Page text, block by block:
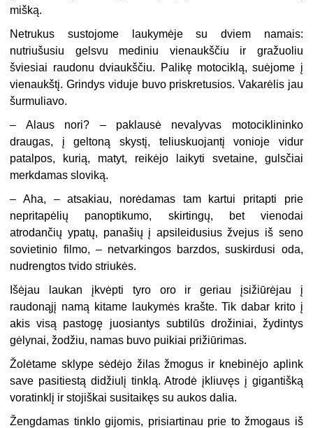
mišką.
Netrukus sustojome laukymėje su dviem namais:
nutriušusiu gelsvu mediniu vienaukščiu ir gražuoliu
šviesiai raudonu dviaukščiu. Palikę motociklą, suėjome į
vienaukštį. Grindys viduje buvo priskretusios. Vakarėlis jau
šurmuliavo.
– Alaus nori? – paklausė nevalyvas motociklininko
draugas, į geltoną skystį, teliuskuojantį vonioje vidur
patalpos, kurią, matyt, reikėjo laikyti svetaine, gulsčiai
merkdamas sloviką.
– Aha, – atsakiau, norėdamas tam kartui pritapti prie
nepritapėlių panoptikumo, skirtingų, bet vienodai
atrodančių ypatų, panašių į apsileidusius žvejus iš seno
sovietinio filmo, – netvarkingos barzdos, suskirdusi oda,
nudrengtos tvido striukės.
Išėjau laukan įkvėpti tyro oro ir geriau įsižiūrėjau į
raudonąjį namą kitame laukymės krašte. Tik dabar krito į
akis visą pastogę juosiantys subtilūs drožiniai, žydintys
gėlynai, žodžiu, namas buvo puikiai prižiūrimas.
Žolėtame sklype sėdėjo žilas žmogus ir knebinėjo aplink
save pasitiestą didžiulį tinklą. Atrodė įkliuvęs į gigantišką
voratinklį ir stojiškai susitaikęs su aukos dalia.
Žengdamas tinklo gijomis, prisiartinau prie to žmogaus iš